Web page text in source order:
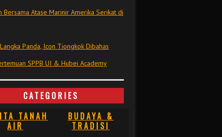
Bersama Atase Marinir Amerika Serikat di
Panda, Icon Tiongkok Dibahas
SPPB UI & Hubei Academy
CATEGORIES
TANAH
AIR
BUDAYA &
TRADISI